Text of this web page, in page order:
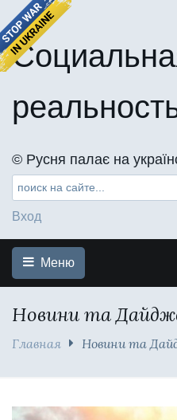
©️ Русня палає на
Вход
Меню
Новини та
Главная Новини та